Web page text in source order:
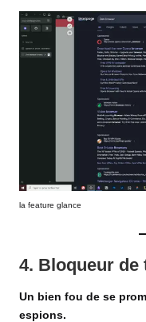
la feature glance
4. Bloqueur
Un bien fou de se
espions.